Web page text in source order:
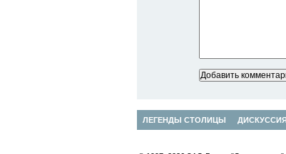
ЛЕГЕНДЫ СТОЛИЦЫ ДИСКУССИЯ